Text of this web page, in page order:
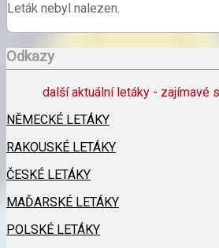
Leták nebyl nalezen.
Odkazy
další aktuální letáky - zajímavé
NĚMECKÉ LETÁKY
RAKOUSKÉ LETÁKY
ČESKÉ LETÁKY
MAĎARSKÉ LETÁKY
POLSKÉ LETÁKY